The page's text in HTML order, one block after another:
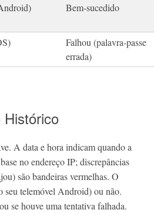
Bem-sucedido
Falhou (palavra-passe
errada)
A data e hora indicam quando a
no endereço IP; discrepâncias
são bandeiras vermelhas. O
seu telemóvel Android) ou não.
se houve uma tentativa falhada.